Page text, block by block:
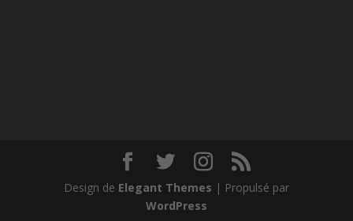
Design de Elegant Themes | Propulsé par
WordPress